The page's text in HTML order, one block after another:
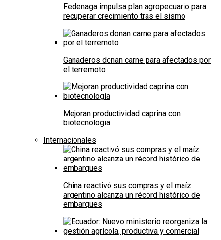
Fedenaga impulsa plan agropecuario para
recuperar crecimiento tras el sismo
Ganaderos donan carne para afectados por
el terremoto
Mejoran productividad caprina con
biotecnología
Internacionales
China reactivó sus compras y el maíz
argentino alcanza un récord histórico de
embarques